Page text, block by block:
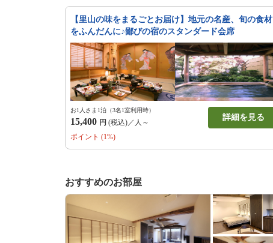
【里山の味をまるごとお届け】地元の名産、旬の食材
をふんだんに♪鄙びの宿のスタンダード会席
お1人さま1泊（3名1室利用時）
15,400 円 (税込)／人～
詳細を見る
ポイント (1%)
おすすめのお部屋